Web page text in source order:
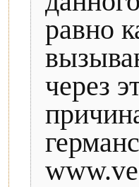
равно
через